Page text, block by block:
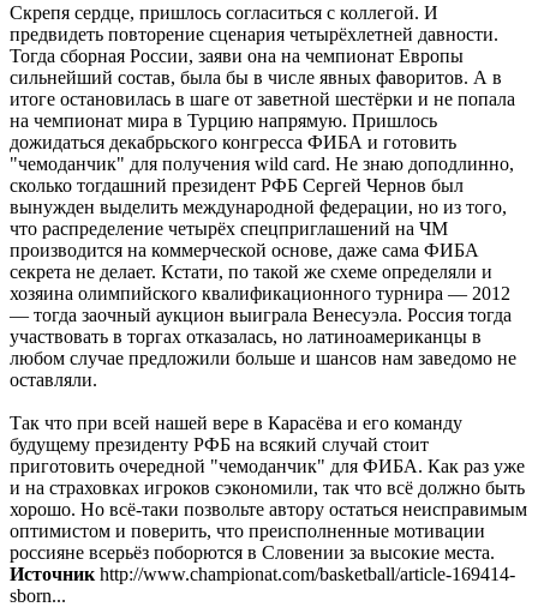
Скрепя сердце, пришлось согласиться с коллегой. И
предвидеть повторение сценария четырёхлетней давности.
Тогда сборная России, заяви она на чемпионат Европы
сильнейший состав, была бы в числе явных фаворитов. А в
итоге остановилась в шаге от заветной шестёрки и не попала
на чемпионат мира в Турцию напрямую. Пришлось
дожидаться декабрьского конгресса ФИБА и готовить
"чемоданчик" для получения wild card. Не знаю доподлинно,
сколько тогдашний президент РФБ Сергей Чернов был
вынужден выделить международной федерации, но из того,
что распределение четырёх спецприглашений на ЧМ
производится на коммерческой основе, даже сама ФИБА
секрета не делает. Кстати, по такой же схеме определяли и
хозяина олимпийского квалификационного турнира — 2012
— тогда заочный аукцион выиграла Венесуэла. Россия тогда
участвовать в торгах отказалась, но латиноамериканцы в
любом случае предложили больше и шансов нам заведомо не
оставляли.
Так что при всей нашей вере в Карасёва и его команду
будущему президенту РФБ на всякий случай стоит
приготовить очередной "чемоданчик" для ФИБА. Как раз уже
и на страховках игроков сэкономили, так что всё должно быть
хорошо. Но всё-таки позвольте автору остаться неисправимым
оптимистом и поверить, что преисполненные мотивации
россияне всерьёз поборются в Словении за высокие места.
Источник http://www.championat.com/basketball/article-169414-
sborn...